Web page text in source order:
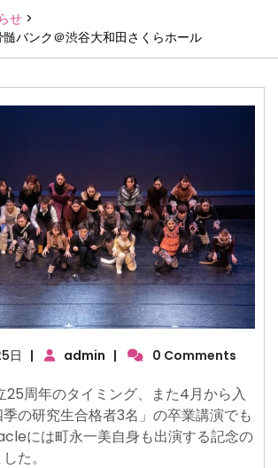
せ >
バンク＠渋谷大和田さくらホール
日 2022
4
月
25
日
| admin | 0 Comments
25周年のタイミング、また4月から入
の研究生合格者3名」の卒業講演でも
には町永一美自身も出演する記念の
た。